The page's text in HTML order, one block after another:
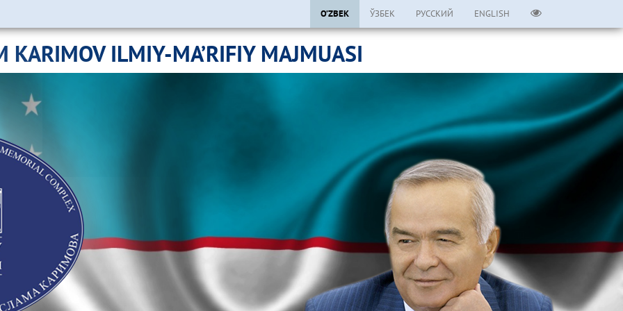
O’ZBEK ЎЗБЕК РУССКИЙ ENGLISH
KARIMOV ILMIY-MA’RIFIY MAJMUASI